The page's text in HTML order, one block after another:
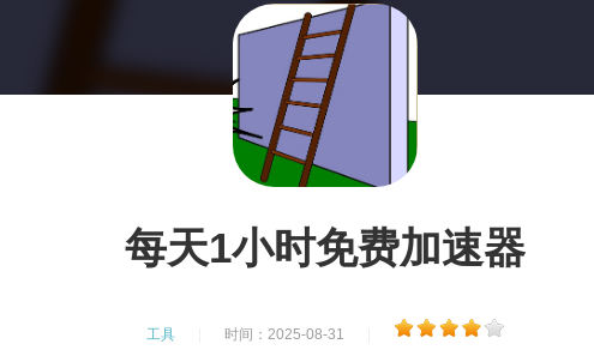
每天1小时免费加速器
工具 时间：2025-08-31